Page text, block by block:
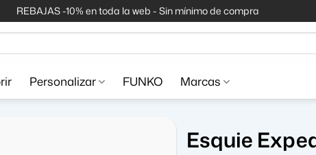
REBAJAS -10% en toda la web - Sin mínimo de compra
Personalizar FUNKO Marcas
Esquie